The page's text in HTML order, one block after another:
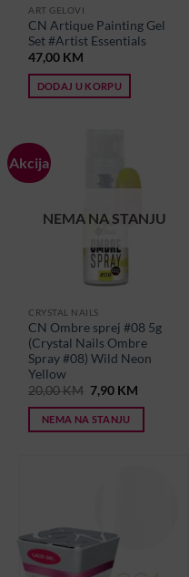
ART GELOVI
CN Artique Painting Gel
Set #Artist Essentials
47,00 KM
DODAJ U KORPU
Akcija
NEMA NA STANJU
CRYSTAL NAILS
CN Ombre sprej #08 5g
(Crystal Nails Ombre
Spray #08) Wild Neon
Yellow
20,00KM Original
price
was:
20,00 KM.
7,90 KM
is:
NEMA NA STANJU